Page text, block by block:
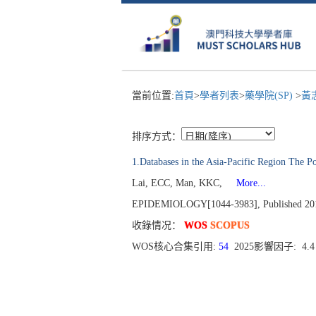
當前位置:首頁>學者列表>藥學院(SP) >黃
排序方式：
1.Databases in the Asia-Pacific Region The
Lai, ECC, Man, KKC,
More...
EPIDEMIOLOGY[1044-3983], Published
收錄情况： WOS SCOPUS
WOS核心合集引用: 54 2025影響因子: